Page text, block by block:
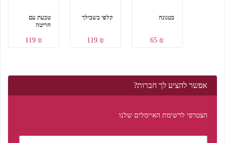
טבעת עם
חריטה
₪ 119
קלפי בשבילך
₪ 119
בטנונה
₪ 65
אפשר להציע לך חברות?
הצטרפי לרשימת האיימלים שלנו